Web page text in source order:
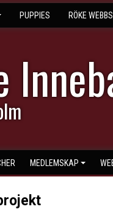
PUPPIES RÖKE
MEDLEMSKAP